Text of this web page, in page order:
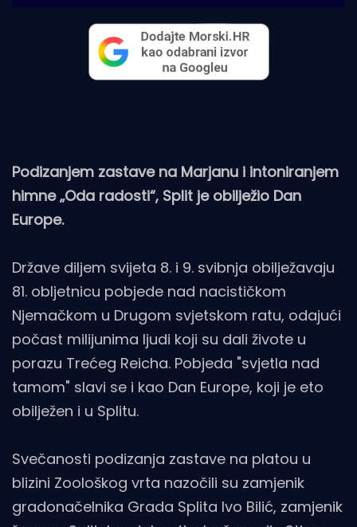
Podizanjem zastave na Marjanu i intoniranjem
himne „Oda radosti“, Split je obilježio Dan
Europe.
Države diljem svijeta 8. i 9. svibnja obilježavaju
81. obljetnicu pobjede nad nacističkom
Njemačkom u Drugom svjetskom ratu, odajući
počast milijunima ljudi koji su dali živote u
porazu Trećeg Reicha. Pobjeda "svjetla nad
tamom" slavi se i kao Dan Europe, koji je eto
obilježen i u Splitu.
Svečanosti podizanja zastave na platou u
blizini Zoološkog vrta nazočili su zamjenik
gradonačelnika Grada Splita Ivo Bilić, zamjenik